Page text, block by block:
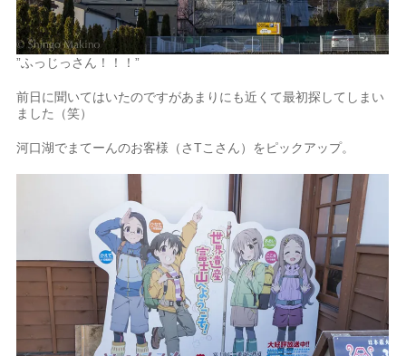
”ふっじっさん！！！”
前日に聞いてはいたのですがあまりにも近くて最初探してしまい
ました（笑）
河口湖でまてーんのお客様（さTこさん）をピックアップ。